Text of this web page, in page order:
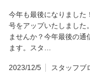
今年も最後になりました
号をアップいたしました
ませんか？今年最後の通
ます。スタ…
2023/12/5 スタッフブ